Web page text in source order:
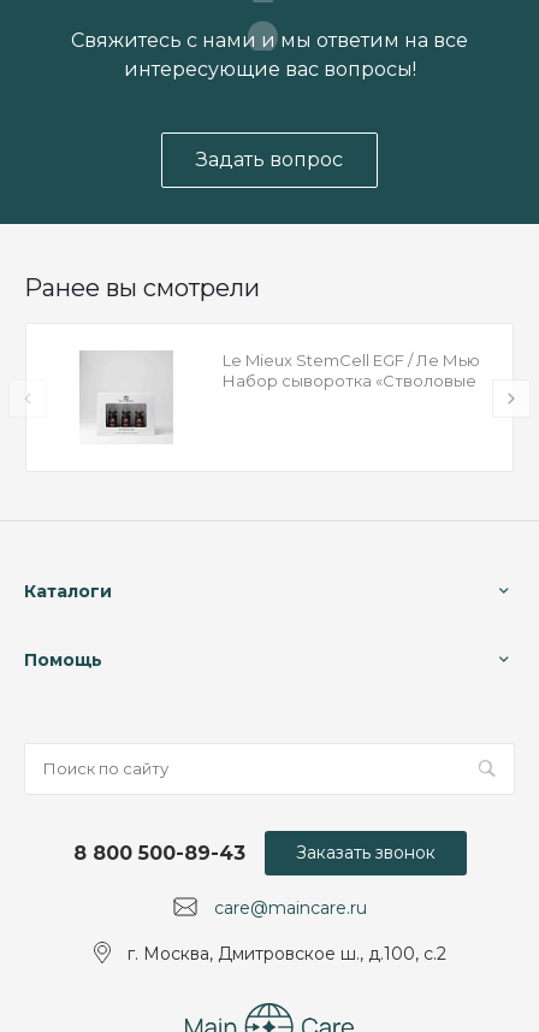
Свяжитесь с нами и мы ответим на все
интересующие вас вопросы!
Задать вопрос
Ранее вы смотрели
Le Mieux StemCell EGF / Ле Мью
Набор сыворотка «Стволовые
Каталоги
Помощь
care@maincare.ru
8 800 500-89-43
г. Москва, Дмитровское ш., д.100, с.2
Заказать звонок